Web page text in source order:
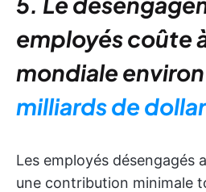
employés coûte
mondiale environ
milliards de
Les employés désengagés
une contribution minimale